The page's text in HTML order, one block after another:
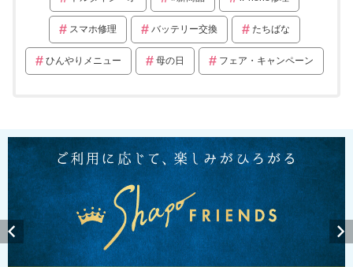
スマホ修理 バッテリー交換 たちばな
ひんやりメニュー 母の日 フェア・キャンペーン